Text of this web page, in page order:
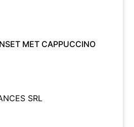
MET CAPPUCCINO
SRL